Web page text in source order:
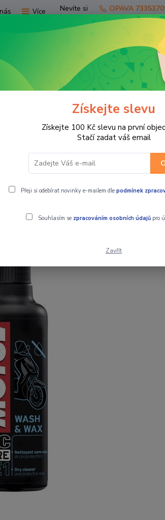
Více
Nevíte si
rady?
Zavolejte.
OPAVA
SKÚTRY PRO JEZDCE
Ochranné přípravky,
& Wax
Získejte slevu
Získejte 100 Kč slevu na první
Stačí zadat váš email
Přeji si odebírat novinky e-mailem dle podmínek
Souhlasím se zpracováním osobních údajůpro
Zavřít